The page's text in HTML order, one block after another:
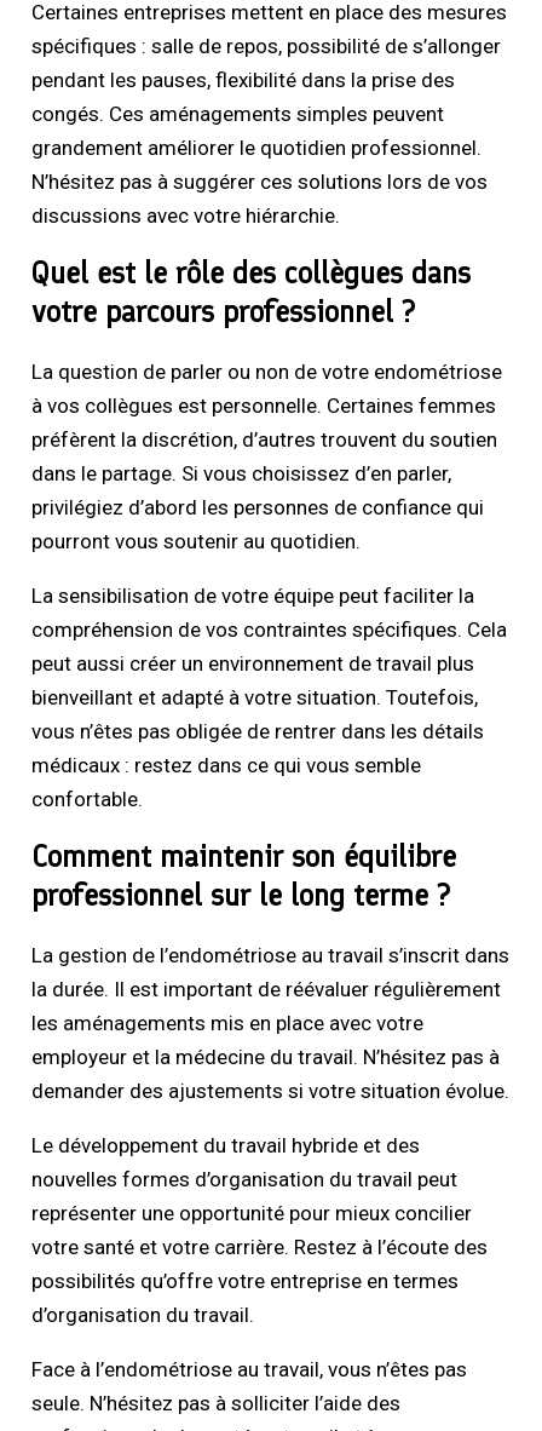
Certaines entreprises mettent en place des mesures
spécifiques : salle de repos, possibilité de s’allonger
pendant les pauses, flexibilité dans la prise des
congés. Ces aménagements simples peuvent
grandement améliorer le quotidien professionnel.
N’hésitez pas à suggérer ces solutions lors de vos
discussions avec votre hiérarchie.
Quel est le rôle des collègues dans
votre parcours professionnel ?
La question de parler ou non de votre endométriose
à vos collègues est personnelle. Certaines femmes
préfèrent la discrétion, d’autres trouvent du soutien
dans le partage. Si vous choisissez d’en parler,
privilégiez d’abord les personnes de confiance qui
pourront vous soutenir au quotidien.
La sensibilisation de votre équipe peut faciliter la
compréhension de vos contraintes spécifiques. Cela
peut aussi créer un environnement de travail plus
bienveillant et adapté à votre situation. Toutefois,
vous n’êtes pas obligée de rentrer dans les détails
médicaux : restez dans ce qui vous semble
confortable.
Comment maintenir son équilibre
professionnel sur le long terme ?
La gestion de l’endométriose au travail s’inscrit dans
la durée. Il est important de réévaluer régulièrement
les aménagements mis en place avec votre
employeur et la médecine du travail. N’hésitez pas à
demander des ajustements si votre situation évolue.
Le développement du travail hybride et des
nouvelles formes d’organisation du travail peut
représenter une opportunité pour mieux concilier
votre santé et votre carrière. Restez à l’écoute des
possibilités qu’offre votre entreprise en termes
d’organisation du travail.
Face à l’endométriose au travail, vous n’êtes pas
seule. N’hésitez pas à solliciter l’aide des